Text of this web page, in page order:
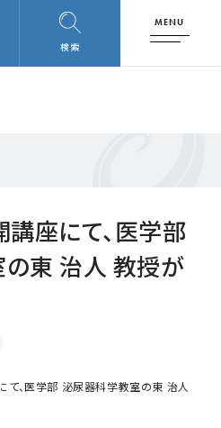
検索
MENU
座にて、医学部
東 治人 教授が
、医学部 泌尿器科学教室の東 治人